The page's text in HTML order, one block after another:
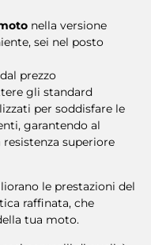
nella versione
sei nel posto
prezzo
gli standard
per soddisfare le
garantendo al
superiore
le prestazioni del
raffinata, che
tua moto.